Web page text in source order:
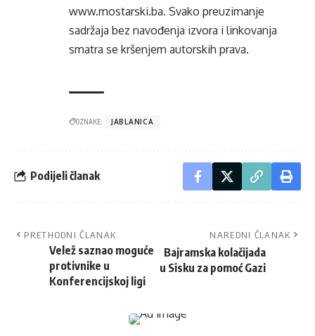
www.mostarski.ba. Svako preuzimanje
sadržaja bez navođenja izvora i linkovanja
smatra se kršenjem autorskih prava.
OZNAKE: JABLANICA
Podijeli članak
PRETHODNI ČLANAK
Velež saznao moguće
protivnike u
Konferencijskoj ligi
NAREDNI ČLANAK
Bajramska kolačijada
u Sisku za pomoć Gazi